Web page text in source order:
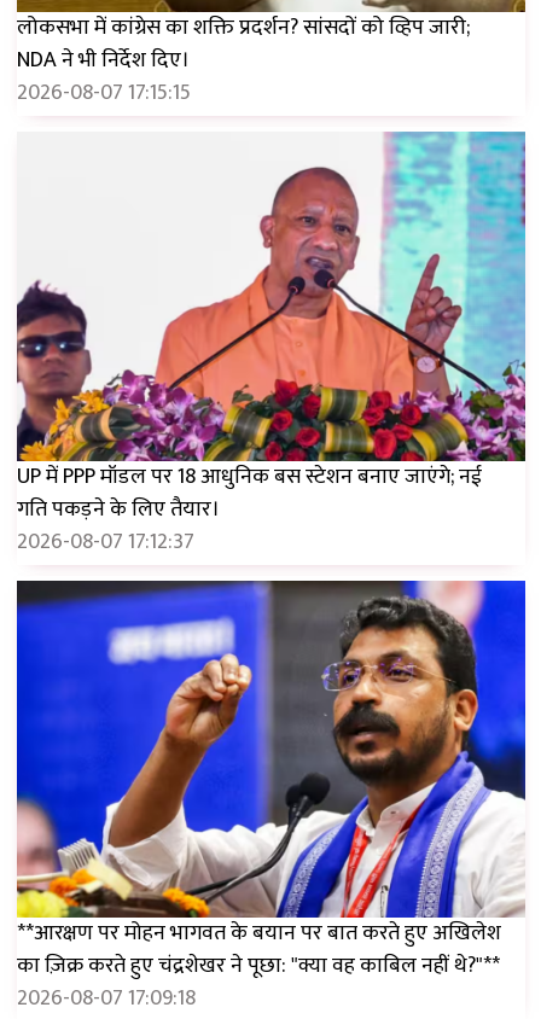
लोकसभा में कांग्रेस का शक्ति प्रदर्शन? सांसदों को व्हिप जारी;
NDA ने भी निर्देश दिए।
2026-08-07 17:15:15
UP में PPP मॉडल पर 18 आधुनिक बस स्टेशन बनाए जाएंगे; नई
गति पकड़ने के लिए तैयार।
2026-08-07 17:12:37
**आरक्षण पर मोहन भागवत के बयान पर बात करते हुए अखिलेश
का ज़िक्र करते हुए चंद्रशेखर ने पूछा: "क्या वह काबिल नहीं थे?"**
2026-08-07 17:09:18